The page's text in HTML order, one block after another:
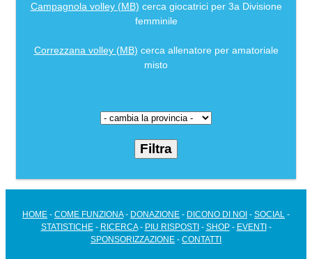
Campagnola volley (MB) cerca giocatrici per 3a Divisione
femminile
Correzzana volley (MB) cerca allenatore per amatoriale
misto
HOME - COME FUNZIONA- DONAZIONE - DICONO DI NOI - SOCIAL -
STATISTICHE- RICERCA- PIU RISPOSTI - SHOP- EVENTI -
SPONSORIZZAZIONE - CONTATTI